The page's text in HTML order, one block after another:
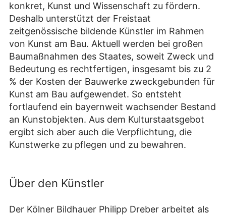
konkret, Kunst und Wissenschaft zu fördern.
Deshalb unterstützt der Freistaat
zeitgenössische bildende Künstler im Rahmen
von Kunst am Bau. Aktuell werden bei großen
Baumaßnahmen des Staates, soweit Zweck und
Bedeutung es rechtfertigen, insgesamt bis zu 2
% der Kosten der Bauwerke zweckgebunden für
Kunst am Bau aufgewendet. So entsteht
fortlaufend ein bayernweit wachsender Bestand
an Kunstobjekten. Aus dem Kulturstaatsgebot
ergibt sich aber auch die Verpflichtung, die
Kunstwerke zu pflegen und zu bewahren.
Über den Künstler
Der Kölner Bildhauer Philipp Dreber arbeitet als